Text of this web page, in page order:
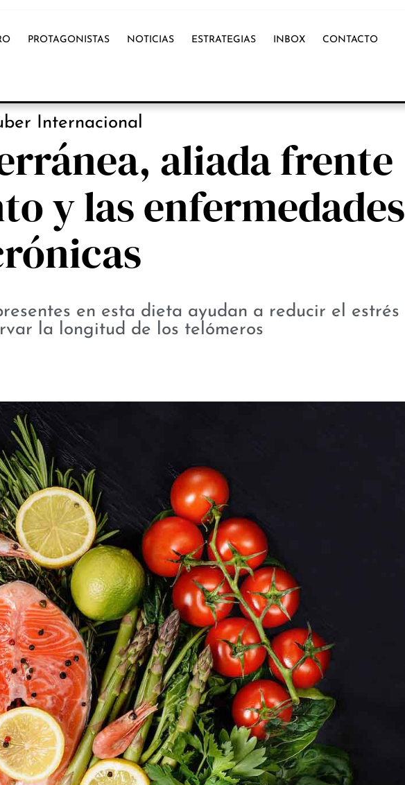
PROTAGONISTAS NOTICIAS ESTRATEGIAS INBOX CONTACTO
Internacional
aliada frente
y las enfermedades
en esta dieta ayudan a reducir el estrés
la longitud de los telómeros